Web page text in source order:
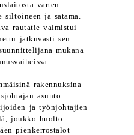
varten
siltoineen ja satama.
rautatie valmistui
jatkuvasti sen
mukana
rakennuksina
asunto
ja työnjohtajien
joukko huolto-
pienkerrostalot